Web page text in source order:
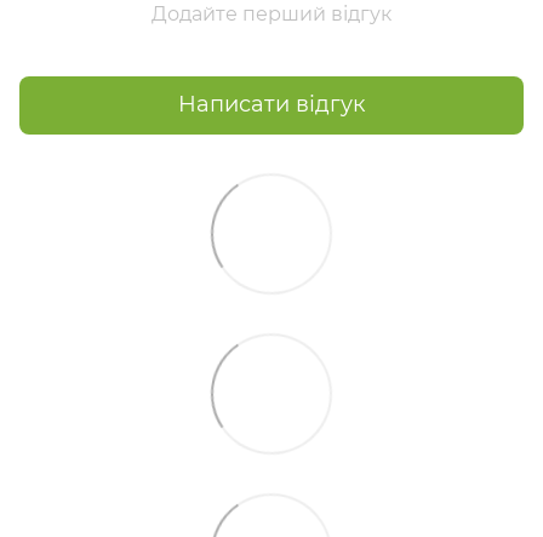
Додайте перший відгук
Написати відгук